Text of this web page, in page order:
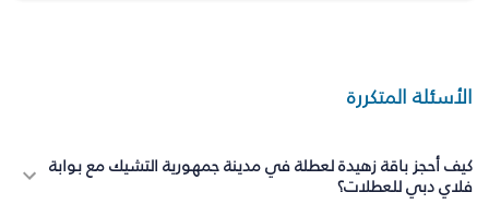
الأسئلة المتكررة
كيف أحجز باقة زهيدة لعطلة في مدينة جمهورية التشيك مع بوابة
فلاي دبي للعطلات؟